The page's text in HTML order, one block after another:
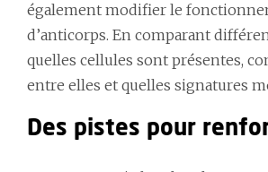
également modifier le
d’anticorps. En comparant
quelles cellules sont présentes,
entre elles et quelles signatures
Des pistes pour